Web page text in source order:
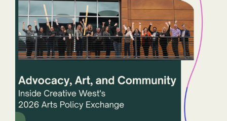
스토리
기술
잽
년도